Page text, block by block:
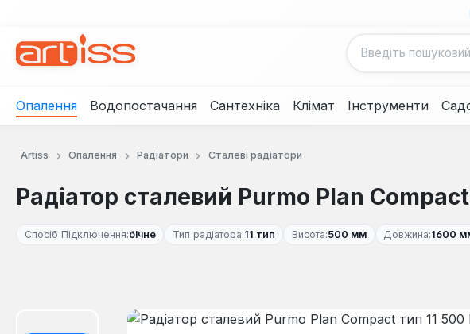
Опалення Водопостачання Сантехніка Клімат Інструменти
Artiss Опалення Радіатори Сталеві радіатори
Радіатор сталевий Purmo Plan
Спосіб Підключення:бічне Тип радіатора:11 тип Висота:500 мм Довжина:1600
Пропустити галерею зображень